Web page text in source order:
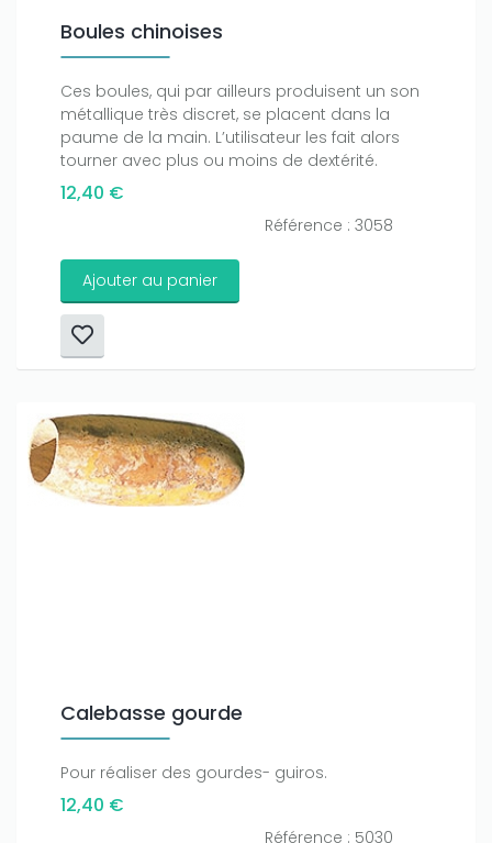
Boules chinoises
Ces boules, qui par ailleurs produisent un son
métallique très discret, se placent dans la
paume de la main. L’utilisateur les fait alors
tourner avec plus ou moins de dextérité.
12,40 €
Référence : 3058
Ajouter au panier
Calebasse gourde
Pour réaliser des gourdes- guiros.
12,40 €
Référence : 5030